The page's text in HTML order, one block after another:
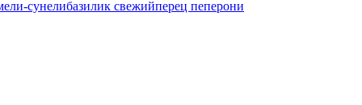
сунелибазилик свежийперец пеперони